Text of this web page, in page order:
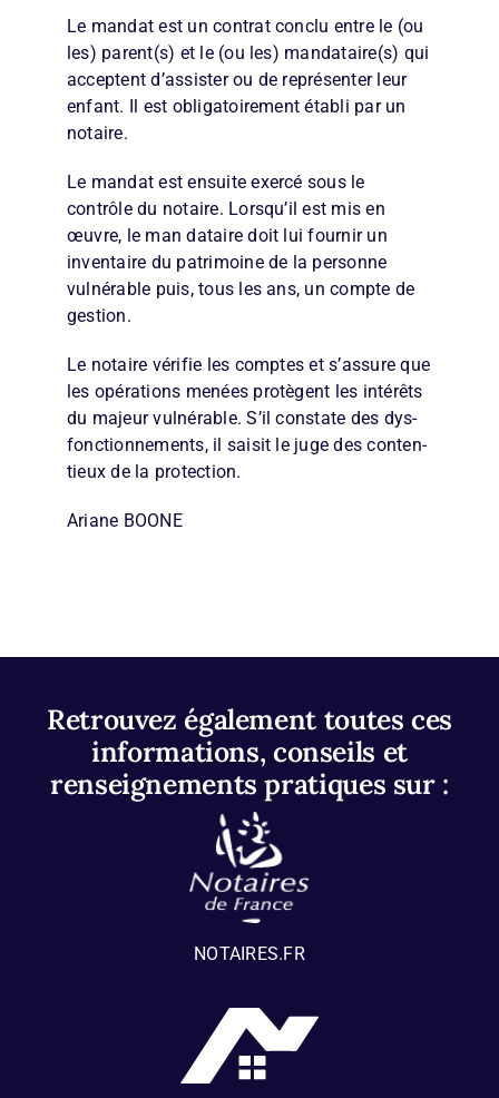
Le mandat est un contrat conclu entre le (ou
les) parent(s) et le (ou les) mandataire(s) qui
acceptent d’assister ou de représenter leur
enfant. Il est obligatoirement établi par un
notaire.
Le mandat est ensuite exercé sous le
contrôle du notaire. Lorsqu’il est mis en
œuvre, le man­ dataire doit lui fournir un
inventaire du patri­moine de la personne
vulnérable puis, tous les ans, un compte de
gestion.
Le notaire vérifie les comptes et s’assure que
les opérations menées protègent les intérêts
du majeur vulnérable. S’il constate des dys­
fonctionnements, il saisit le juge des conten­
tieux de la protection.
Ariane BOONE
Retrouvez également toutes ces
informations, conseils et
renseignements pratiques sur :
NOTAIRES.FR